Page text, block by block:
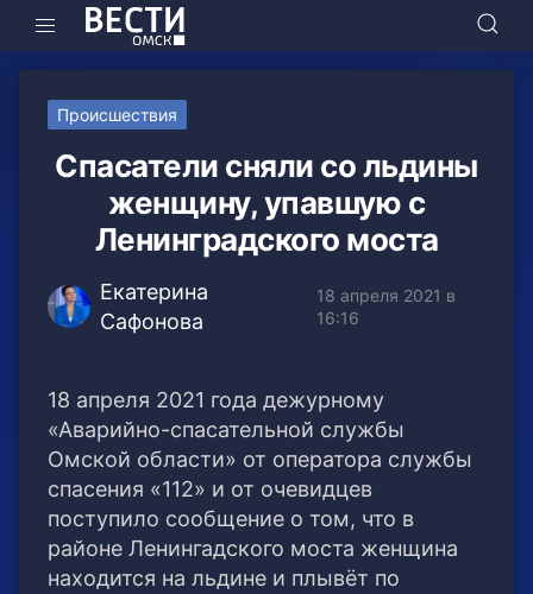
Происшествия
Спасатели сняли со льдины
женщину, упавшую с
Ленинградского моста
Екатерина
Сафонова
18 апреля 2021 в
16:16
18 апреля 2021 года дежурному
«Аварийно-спасательной службы
Омской области» от оператора службы
спасения «112» и от очевидцев
поступило сообщение о том, что в
районе Ленингадского моста женщина
находится на льдине и плывёт по